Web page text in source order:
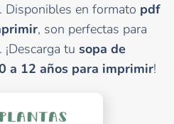
. Disponibles en formato pdf
, son perfectas para
tu sopa de
a 12 años para imprimir!